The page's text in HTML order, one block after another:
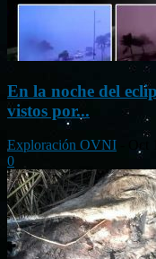
En la noche del
vistos por...
Exploración OVNI
0